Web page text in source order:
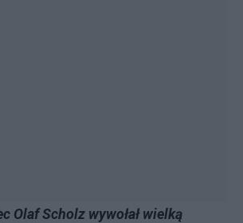
Olaf Scholz wywołał wielką